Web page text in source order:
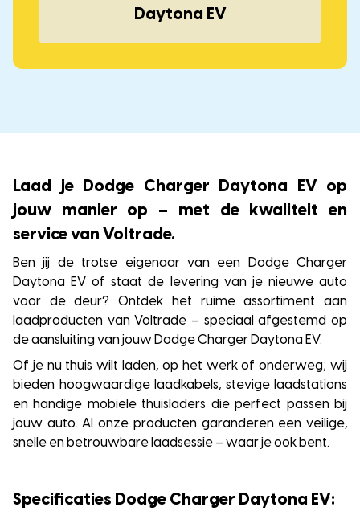
Daytona EV
Laad je Dodge Charger Daytona EV op
jouw manier op – met de kwaliteit en
service van Voltrade.
Ben jij de trotse eigenaar van een Dodge Charger
Daytona EV of staat de levering van je nieuwe auto
voor de deur? Ontdek het ruime assortiment aan
laadproducten van Voltrade – speciaal afgestemd op
de aansluiting van jouw Dodge Charger Daytona EV.
Of je nu thuis wilt laden, op het werk of onderweg; wij
bieden hoogwaardige laadkabels, stevige laadstations
en handige mobiele thuisladers die perfect passen bij
jouw auto. Al onze producten garanderen een veilige,
snelle en betrouwbare laadsessie – waar je ook bent.
Specificaties Dodge Charger Daytona EV: